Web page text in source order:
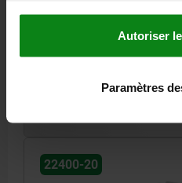
Autoriser
Paramètres
DIAMÈTRE DU CERCLE DIVISÉ=50
TYPE DE FORME=AVEC MOYEU
Référence:22400-20-
22400-20